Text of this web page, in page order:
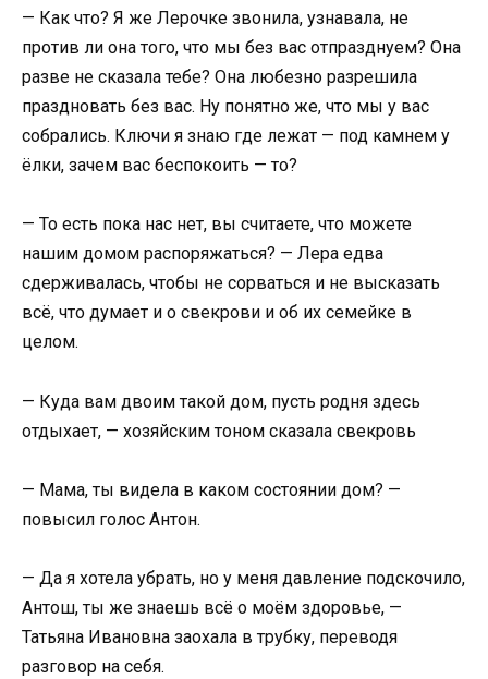
— Как что? Я же Лерочке звонила, узнавала, не
против ли она того, что мы без вас отпразднуем? Она
разве не сказала тебе? Она любезно разрешила
праздновать без вас. Ну понятно же, что мы у вас
собрались. Ключи я знаю где лежат — под камнем у
ёлки, зачем вас беспокоить — то?
— То есть пока нас нет, вы считаете, что можете
нашим домом распоряжаться? — Лера едва
сдерживалась, чтобы не сорваться и не высказать
всё, что думает и о свекрови и об их семейке в
целом.
— Куда вам двоим такой дом, пусть родня здесь
отдыхает, — хозяйским тоном сказала свекровь
— Мама, ты видела в каком состоянии дом? —
повысил голос Антон.
— Да я хотела убрать, но у меня давление подскочило,
Антош, ты же знаешь всё о моём здоровье, —
Татьяна Ивановна заохала в трубку, переводя
разговор на себя.